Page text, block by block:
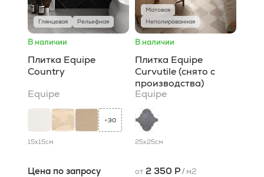
Глянцевая Рельефная
В наличии
Плитка Equipe
Country
Equipe
+30
15x15см
Цена по запросу
Матовая
Неполированная
В наличии
Плитка Equipe
Curvutile (снято с
производства)
Equipe
25x25см
от 2 350 Р/ м2